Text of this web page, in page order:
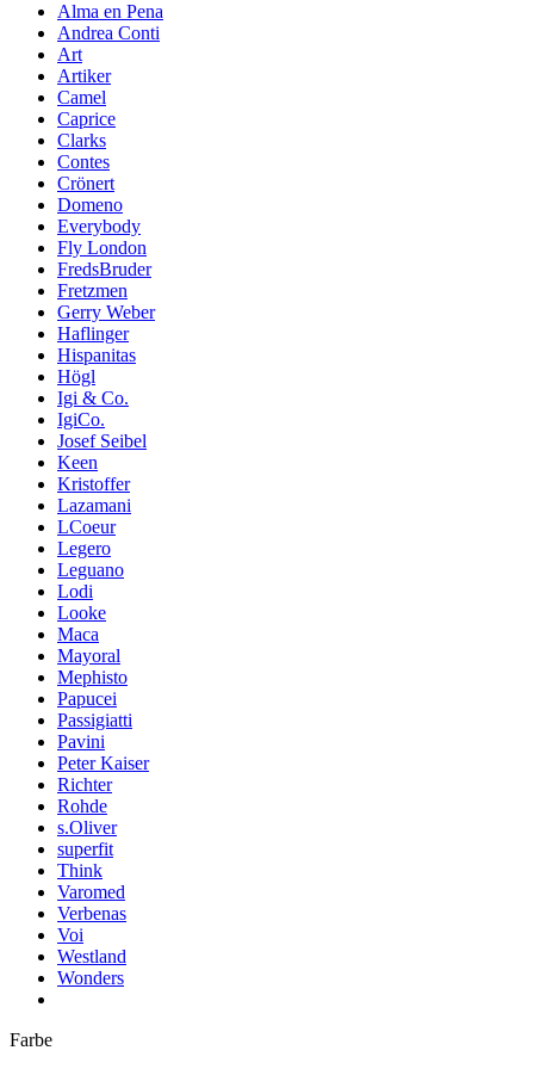
Alma en Pena
Andrea Conti
Art
Artiker
Camel
Caprice
Clarks
Contes
Crönert
Domeno
Everybody
Fly London
FredsBruder
Fretzmen
Gerry Weber
Haflinger
Hispanitas
Högl
Igi & Co.
IgiCo.
Josef Seibel
Keen
Kristoffer
Lazamani
LCoeur
Legero
Leguano
Lodi
Looke
Maca
Mayoral
Mephisto
Papucei
Passigiatti
Pavini
Peter Kaiser
Richter
Rohde
s.Oliver
superfit
Think
Varomed
Verbenas
Voi
Westland
Wonders
Farbe